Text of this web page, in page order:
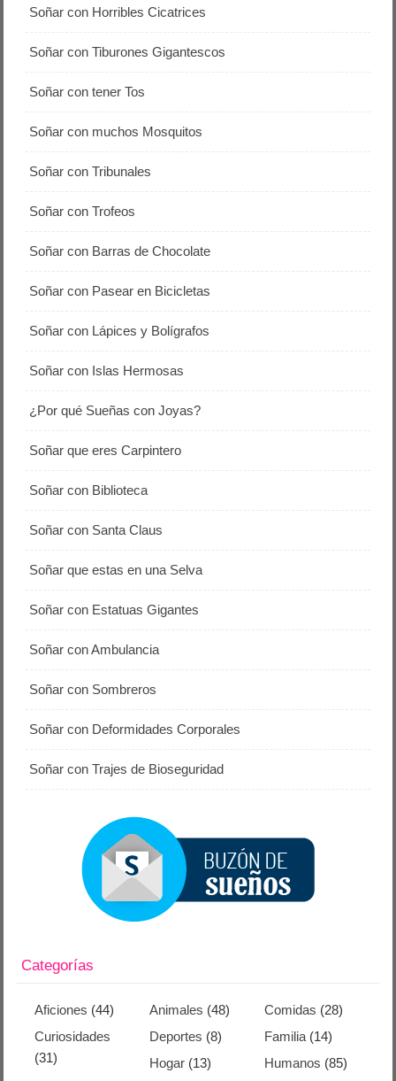
Soñar con Horribles Cicatrices
Soñar con Tiburones Gigantescos
Soñar con tener Tos
Soñar con muchos Mosquitos
Soñar con Tribunales
Soñar con Trofeos
Soñar con Barras de Chocolate
Soñar con Pasear en Bicicletas
Soñar con Lápices y Bolígrafos
Soñar con Islas Hermosas
¿Por qué Sueñas con Joyas?
Soñar que eres Carpintero
Soñar con Biblioteca
Soñar con Santa Claus
Soñar que estas en una Selva
Soñar con Estatuas Gigantes
Soñar con Ambulancia
Soñar con Sombreros
Soñar con Deformidades Corporales
Soñar con Trajes de Bioseguridad
Categorías
Aficiones (44) Animales (48) Comidas (28)
Curiosidades
(31)
Deportes (8) Familia(14)
Hogar (13) Humanos (85)